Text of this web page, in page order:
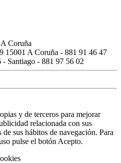
Coruña
15001 A Coruña - 881 91 46 47
Santiago - 881 97 56 02
y de terceros para mejorar
relacionada con sus
sus hábitos de navegación. Para
pulse el botón Acepto.